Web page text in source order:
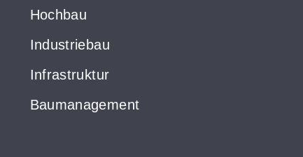
Hochbau
Industriebau
Infrastruktur
Baumanagement